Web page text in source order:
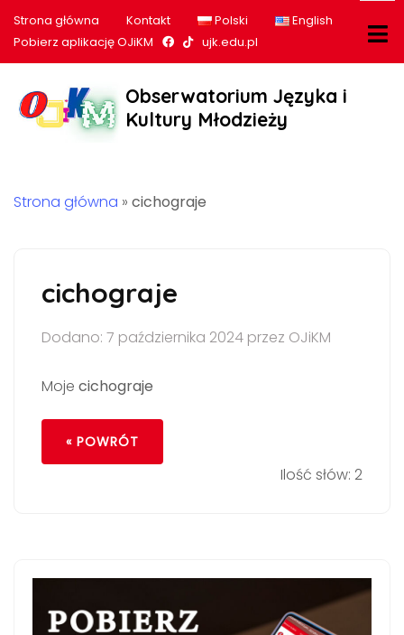
Strona główna Kontakt Polski
English
Pobierz aplikację OJiKM
Nasz profil na Facebook
Nasz profil na tiktok
ujk.edu.pl
Obserwatorium Języka i
Kultury Młodzieży
Strona główna » cichograje
cichograje
Dodano: 7 października 2024 przez OJiKM
Moje cichograje
« POWRÓT
Ilość słów: 2